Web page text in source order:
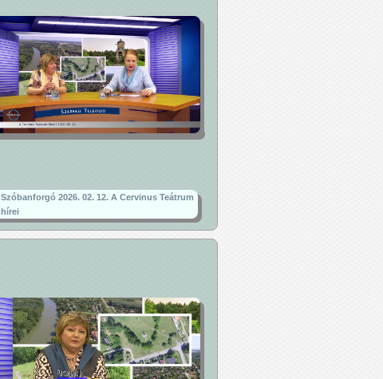
Szóbanforgó 2026. 02. 12. A Cervinus Teátrum
hírei